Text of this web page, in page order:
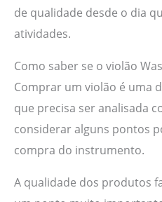
de qualidade desde o dia
atividades.
Como saber se o violão
Comprar um violão é uma
que precisa ser analisada
considerar alguns pontos
compra do instrumento.
A qualidade dos produtos